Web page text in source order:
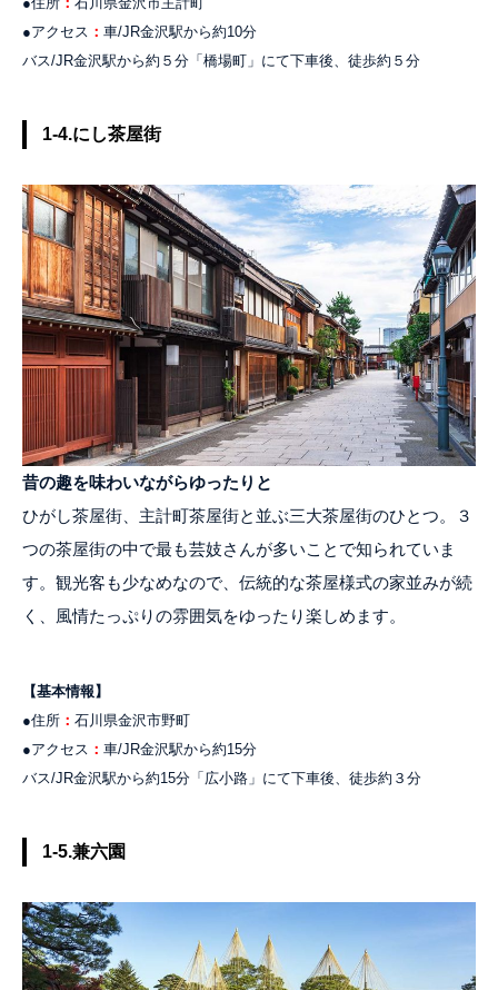
●アクセス ： 車/JR金沢駅から約10分
バス/JR金沢駅から約５分「橋場町」にて下車後、徒歩約５分
1-4.にし茶屋街
昔の趣を味わいながらゆったりと
ひがし茶屋街、主計町茶屋街と並ぶ三大茶屋街のひとつ。３
つの茶屋街の中で最も芸妓さんが多いことで知られていま
す。観光客も少なめなので、伝統的な茶屋様式の家並みが続
く、風情たっぷりの雰囲気をゆったり楽しめます。
【基本情報】
●住所 ： 石川県金沢市野町
●アクセス ： 車/JR金沢駅から約15分
バス/JR金沢駅から約15分「広小路」にて下車後、徒歩約３分
1-5.兼六園